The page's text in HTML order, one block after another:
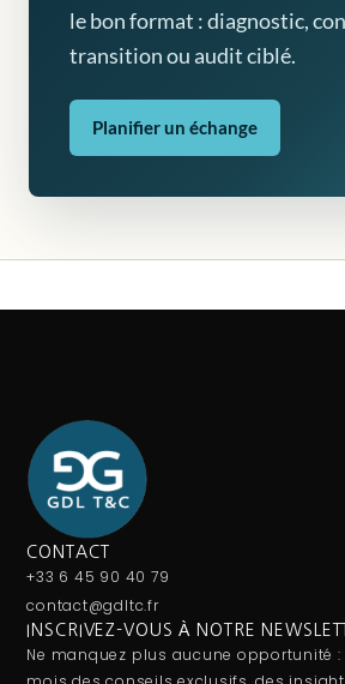
le bon format : diagnostic,
transition ou audit ciblé.
Planifier un échange
CONTACT
+33 6 45 90 40 79
contact@gdltc.fr
INSCRIVEZ-VOUS À NOTRE
Ne manquez plus aucune opportunité :